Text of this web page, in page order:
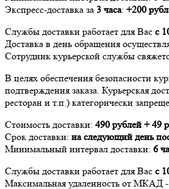
Экспресс-доставка за 3 часа: +200
Службы доставки работает для Вас с
Доставка в день обращения
Сотрудник курьерской службы
В целях обеспечения безопасности
подтверждения заказа. Курьерская
ресторан и т.п.) категорически
Стоимость доставки: 490 рублей + 49
Срок доставки: на следующий день
Минимальный интервал доставки: 6
Службы доставки работает для Вас с
Максимальная удаленность от МКАД -